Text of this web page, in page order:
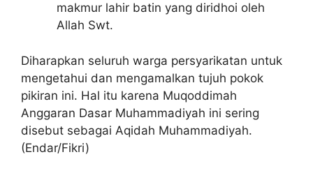
makmur lahir batin yang diridhoi oleh
Allah Swt.
Diharapkan seluruh warga persyarikatan untuk
mengetahui dan mengamalkan tujuh pokok
pikiran ini. Hal itu karena Muqoddimah
Anggaran Dasar Muhammadiyah ini sering
disebut sebagai Aqidah Muhammadiyah.
(Endar/Fikri)